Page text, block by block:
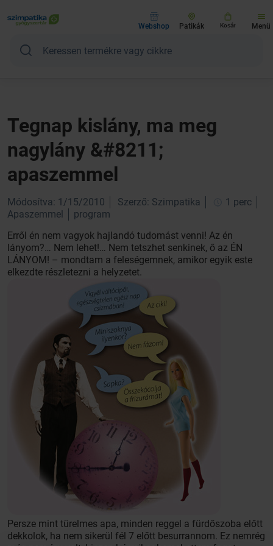
Webshop Patikák Kosár Menü
Tegnap kislány, ma meg
nagylány &#8211;
apaszemmel
Módosítva: 1/15/2010 Szerző: Szimpatika
1 perc
Apaszemmel
program
Erről én nem vagyok hajlandó tudomást venni! Az én
lányom?… Nem lehet!… Nem tetszhet senkinek, ő az ÉN
LÁNYOM! – mondtam a feleségemnek, amikor egyik este
elkezdte részletezni a helyzetet.
Persze mint türelmes apa, minden reggel a fürdőszoba előtt
dekkolok, ha nem sikerül fél 7 előtt besurrannom. Ez nemrég